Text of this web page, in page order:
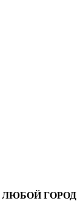
ЛЮБОЙ ГОРОД